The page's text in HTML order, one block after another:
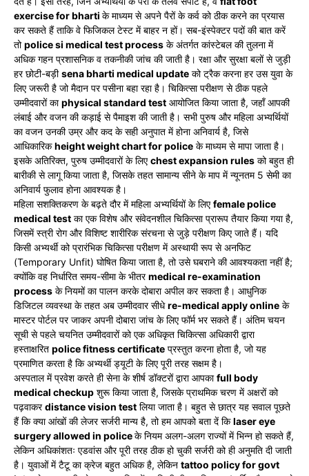
exercise for bharti के माध्यम से अपने पैरों के कर्व को ठीक करने का प्रयास
कर सकते हैं ताकि वे फिजिकल टेस्ट में बाहर न हों। सब-इंस्पेक्टर पदों की बात करें
तोpolice si medical test process के अंतर्गत कांस्टेबल की तुलना में
अधिक गहन प्रशासनिक व तकनीकी जांच की जाती है। रक्षा और सुरक्षा बलों से जुड़ी
हर छोटी-बड़ीsena bharti medical update को ट्रैक करना हर उस युवा के
लिए जरूरी है जो मैदान पर पसीना बहा रहा है। चिकित्सा परीक्षण से ठीक पहले
उम्मीदवारों काphysical standard test आयोजित किया जाता है, जहाँ आपकी
लंबाई और वजन की कड़ाई से पैमाइश की जाती है। सभी पुरुष और महिला अभ्यर्थियों
का वजन उनकी उम्र और कद के सही अनुपात में होना अनिवार्य है, जिसे
आधिकारिकheight weight chart for police के माध्यम से मापा जाता है।
इसके अतिरिक्त, पुरुष उम्मीदवारों के लिएchest expansion rules को बहुत ही
बारीकी से लागू किया जाता है, जिसके तहत सामान्य सीने के माप में न्यूनतम 5 सेमी का
अनिवार्य फुलाव होना आवश्यक है।
महिला सशक्तिकरण के बढ़ते दौर में महिला अभ्यर्थियों के लिएfemale police
medical test का एक विशेष और संवेदनशील चिकित्सा प्रारूप तैयार किया गया है,
जिसमें स्त्री रोग और विशिष्ट शारीरिक संरचना से जुड़े परीक्षण किए जाते हैं। यदि
किसी अभ्यर्थी को प्रारंभिक चिकित्सा परीक्षण में अस्थायी रूप से अनफिट
(Temporary Unfit) घोषित किया जाता है, तो उसे घबराने की आवश्यकता नहीं है;
क्योंकि वह निर्धारित समय-सीमा के भीतरmedical re-examination
process के नियमों का पालन करके दोबारा अपील कर सकता है। आधुनिक
डिजिटल व्यवस्था के तहत अब उम्मीदवार सीधेre-medical apply online के
मास्टर पोर्टल पर जाकर अपनी दोबारा जांच के लिए फॉर्म भर सकते हैं। अंतिम चयन
सूची से पहले चयनित उम्मीदवारों को एक अधिकृत चिकित्सा अधिकारी द्वारा
हस्ताक्षरित police fitness certificate प्रस्तुत करना होता है, जो यह
प्रमाणित करता है कि अभ्यर्थी ड्यूटी के लिए पूरी तरह सक्षम है।
अस्पताल में प्रवेश करते ही सेना के शीर्ष डॉक्टरों द्वारा आपकाfull body
medical checkup शुरू किया जाता है, जिसके प्राथमिक चरण में अक्षरों को
पढ़वाकरdistance vision test लिया जाता है। बहुत से छात्र यह सवाल पूछते
हैं कि क्या आंखों की लेजर सर्जरी मान्य है, तो हम आपको बता दें किlaser eye
surgery allowed in policeके नियम अलग-अलग राज्यों में भिन्न हो सकते हैं,
लेकिन अधिकांशतः एडवांस और पूरी तरह ठीक हो चुकी सर्जरी को ही अनुमति दी जाती
है। युवाओं में टैटू का क्रेज बहुत अधिक है, लेकिन tattoo policy for govt